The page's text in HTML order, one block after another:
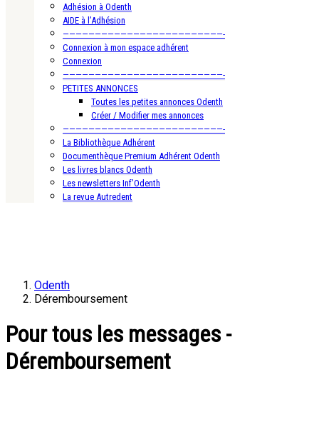
Adhésion à Odenth
AIDE à l’Adhésion
—————————————————————————-
Connexion à mon espace adhérent
Connexion
—————————————————————————-
PETITES ANNONCES
Toutes les petites annonces Odenth
Créer / Modifier mes annonces
—————————————————————————-
La Bibliothèque Adhérent
Documenthèque Premium Adhérent Odenth
Les livres blancs Odenth
Les newsletters Inf’Odenth
La revue Autredent
Odenth
Déremboursement
Pour tous les messages -
Déremboursement